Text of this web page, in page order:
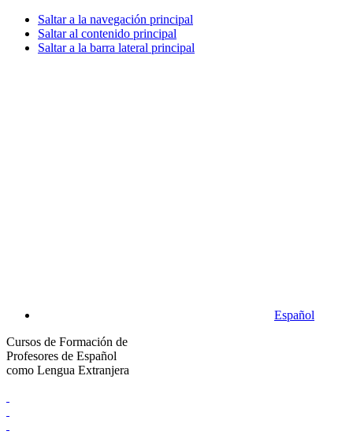
Saltar a la navegación principal
Saltar al contenido principal
Saltar a la barra lateral principal
Español
Cursos de Formación de
Profesores de Español
como Lengua Extranjera